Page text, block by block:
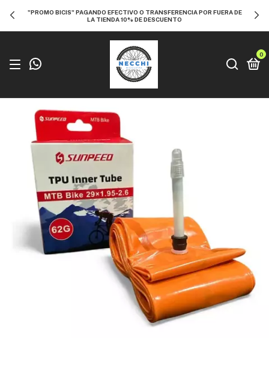
"PROMO BICIS" PAGANDO EFECTIVO O TRANSFERENCIA POR FUERA DE
LA TIENDA 10% DE DESCUENTO
0